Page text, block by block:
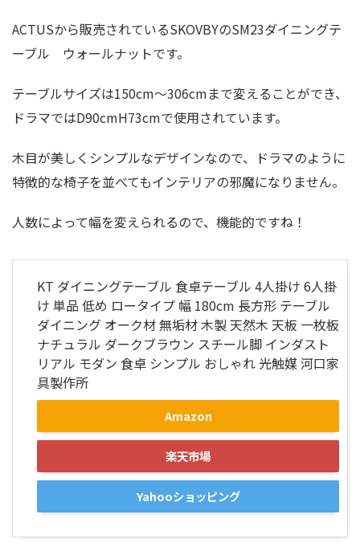
ACTUSから販売されているSKOVBYのSM23ダイニングテ
ーブル ウォールナットです。
テーブルサイズは150cm〜306cmまで変えることができ、
ドラマではD90cmH73cmで使用されています。
木目が美しくシンプルなデザインなので、ドラマのように
特徴的な椅子を並べてもインテリアの邪魔になりません。
人数によって幅を変えられるので、機能的ですね！
KT ダイニングテーブル 食卓テーブル 4人掛け 6人掛
け 単品 低め ロータイプ 幅 180cm 長方形 テーブル
ダイニング オーク材 無垢材 木製 天然木 天板 一枚板
ナチュラル ダークブラウン スチール脚 インダスト
リアル モダン 食卓 シンプル おしゃれ 光触媒 河口家
具製作所
Amazon
楽天市場
Yahooショッピング